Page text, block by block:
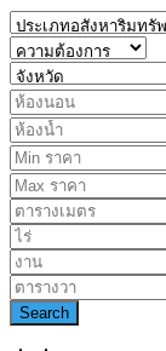
Search